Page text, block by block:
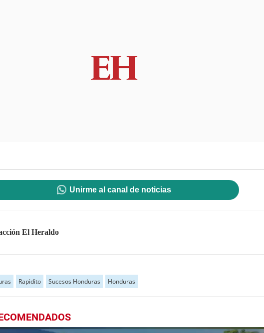
Unirme al canal de noticias
El Heraldo
Rapidito Sucesos Honduras Honduras